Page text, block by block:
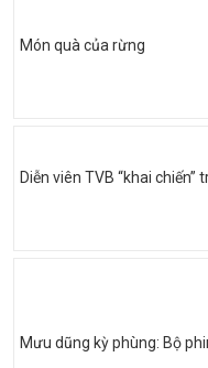
Món quà của rừng
Diễn viên TVB “khai chiến”
Mưu dũng kỳ phùng: Bộ